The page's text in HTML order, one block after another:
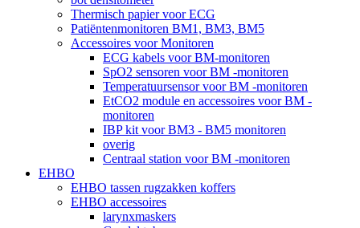
Thermisch papier voor ECG
Patiëntenmonitoren BM1, BM3, BM5
Accessoires voor Monitoren
ECG kabels voor BM-monitoren
SpO2 sensoren voor BM -monitoren
Temperatuursensor voor BM -monitoren
EtCO2 module en accessoires voor BM -
monitoren
IBP kit voor BM3 - BM5 monitoren
overig
Centraal station voor BM -monitoren
EHBO
EHBO tassen rugzakken koffers
EHBO accessoires
larynxmaskers